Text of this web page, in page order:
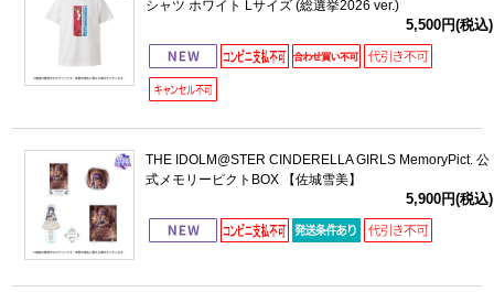
シャツ ホワイト Lサイズ (総選挙2026 ver.)
5,500円(税込)
THE IDOLM@STER CINDERELLA GIRLS MemoryPict. 公
式メモリーピクトBOX 【佐城雪美】
5,900円(税込)